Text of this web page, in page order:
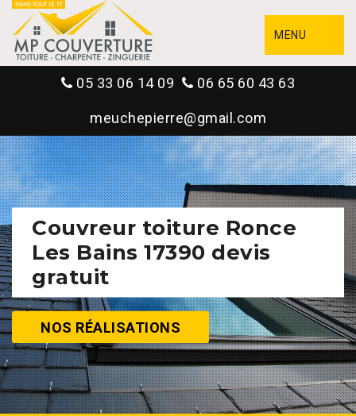
MENU
05 33 06 14 09 06 65 60 43 63
meuchepierre@gmail.com
Couvreur toiture Ronce
Les Bains 17390 devis
gratuit
NOS RÉALISATIONS